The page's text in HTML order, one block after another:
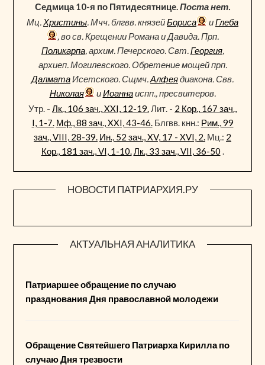
Седмица 10-я по Пятидесятнице.Поста нет.
Мц.Христины. Мчч. блгвв. князейБориса иГлеба
, во св. Крещении Романа и Давида. Прп.
Поликарпа, архим. Печерского. Свт.Георгия,
архиеп. Могилевского. Обретение мощей прп.
ДалматаИсетского. Сщмч.Алфеядиакона. Свв.
Николая
иИоаннаиспп., пресвитеров.
Утр. - Лк., 106 зач., XXI, 12-19.Лит. - 2 Кор., 167 зач.,
I, 1-7. Мф., 88 зач., XXI, 43-46.Блгвв. кнн.: Рим., 99
зач., VIII, 28-39. Ин., 52 зач., XV, 17 - XVI, 2. Мц.: 2
Кор., 181 зач., VI, 1-10.Лк., 33 зач., VII, 36-50 .
НОВОСТИ ПАТРИАРХИЯ.РУ
АКТУАЛЬНАЯ АНАЛИТИКА
Патриаршее обращение по случаю
празднования Дня православной молодежи
Обращение Святейшего Патриарха Кирилла по
случаю Дня трезвости